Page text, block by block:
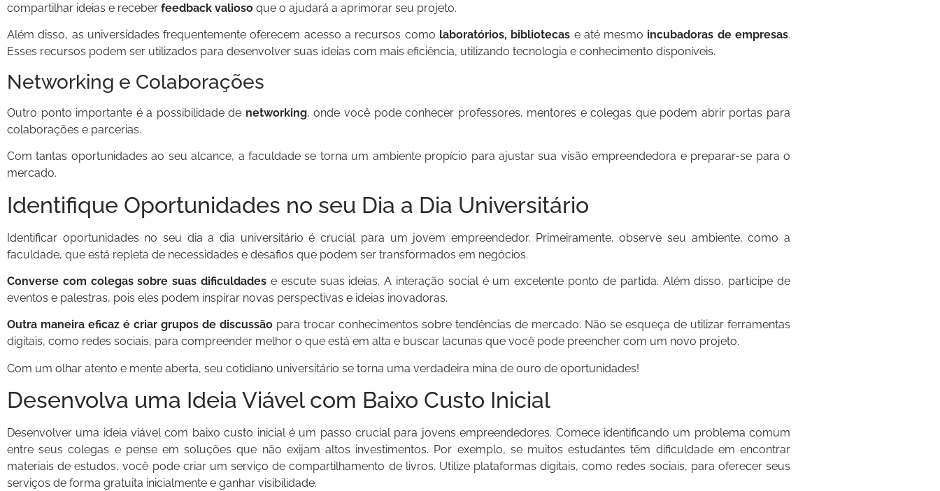
compartilhar ideias e receber feedback valioso que o ajudará a aprimorar seu projeto.
Além disso, as universidades frequentemente oferecem acesso a recursos como laboratórios, bibliotecas e até mesmo incubadoras de empresas.
Esses recursos podem ser utilizados para desenvolver suas ideias com mais eficiência, utilizando tecnologia e conhecimento disponíveis.
Networking e Colaborações
Outro ponto importante é a possibilidade de networking, onde você pode conhecer professores, mentores e colegas que podem abrir portas para
colaborações e parcerias.
Com tantas oportunidades ao seu alcance, a faculdade se torna um ambiente propício para ajustar sua visão empreendedora e preparar-se para o
mercado.
Identifique Oportunidades no seu Dia a Dia Universitário
Identificar oportunidades no seu dia a dia universitário é crucial para um jovem empreendedor. Primeiramente, observe seu ambiente, como a
faculdade, que está repleta de necessidades e desafios que podem ser transformados em negócios.
Converse com colegas sobre suas dificuldades e escute suas ideias. A interação social é um excelente ponto de partida. Além disso, participe de
eventos e palestras, pois eles podem inspirar novas perspectivas e ideias inovadoras.
Outra maneira eficaz é criar grupos de discussão para trocar conhecimentos sobre tendências de mercado. Não se esqueça de utilizar ferramentas
digitais, como redes sociais, para compreender melhor o que está em alta e buscar lacunas que você pode preencher com um novo projeto.
Com um olhar atento e mente aberta, seu cotidiano universitário se torna uma verdadeira mina de ouro de oportunidades!
Desenvolva uma Ideia Viável com Baixo Custo Inicial
Desenvolver uma ideia viável com baixo custo inicial é um passo crucial para jovens empreendedores. Comece identificando um problema comum
entre seus colegas e pense em soluções que não exijam altos investimentos. Por exemplo, se muitos estudantes têm dificuldade em encontrar
materiais de estudos, você pode criar um serviço de compartilhamento de livros. Utilize plataformas digitais, como redes sociais, para oferecer seus
serviços de forma gratuita inicialmente e ganhar visibilidade.